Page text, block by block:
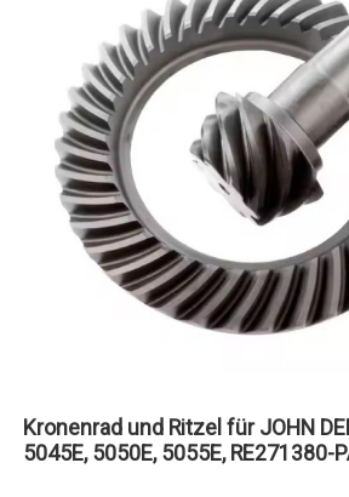
Kronenrad und Ritzel für JOHN
5045E, 5050E, 5055E, RE271380-